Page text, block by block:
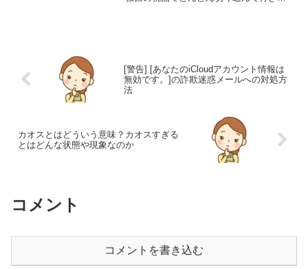
[警告] [あなたのiCloudアカウント情報は
無効です。]の詐欺迷惑メールへの対処方
法
カオスとはどういう意味？カオスすぎる
とはどんな状態や現象なのか
コメント
コメントを書き込む